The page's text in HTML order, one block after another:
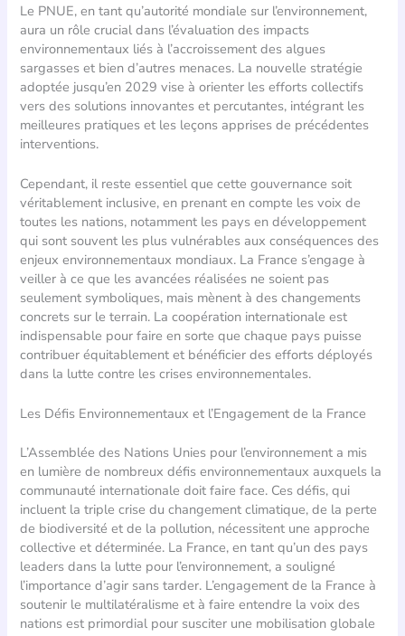
Le PNUE, en tant qu’autorité mondiale sur l’environnement,
aura un rôle crucial dans l’évaluation des impacts
environnementaux liés à l’accroissement des algues
sargasses et bien d’autres menaces. La nouvelle stratégie
adoptée jusqu’en 2029 vise à orienter les efforts collectifs
vers des solutions innovantes et percutantes, intégrant les
meilleures pratiques et les leçons apprises de précédentes
interventions.
Cependant, il reste essentiel que cette gouvernance soit
véritablement inclusive, en prenant en compte les voix de
toutes les nations, notamment les pays en développement
qui sont souvent les plus vulnérables aux conséquences des
enjeux environnementaux mondiaux. La France s’engage à
veiller à ce que les avancées réalisées ne soient pas
seulement symboliques, mais mènent à des changements
concrets sur le terrain. La coopération internationale est
indispensable pour faire en sorte que chaque pays puisse
contribuer équitablement et bénéficier des efforts déployés
dans la lutte contre les crises environnementales.
Les Défis Environnementaux et l’Engagement de la France
L’Assemblée des Nations Unies pour l’environnement a mis
en lumière de nombreux défis environnementaux auxquels la
communauté internationale doit faire face. Ces défis, qui
incluent la triple crise du changement climatique, de la perte
de biodiversité et de la pollution, nécessitent une approche
collective et déterminée. La France, en tant qu’un des pays
leaders dans la lutte pour l’environnement, a souligné
l’importance d’agir sans tarder. L’engagement de la France à
soutenir le multilatéralisme et à faire entendre la voix des
nations est primordial pour susciter une mobilisation globale